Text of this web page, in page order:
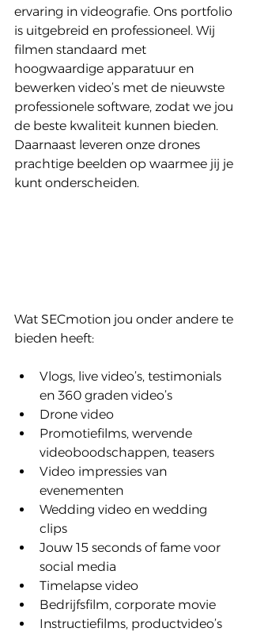
ervaring in videografie. Ons portfolio
is uitgebreid en professioneel. Wij
filmen standaard met
hoogwaardige apparatuur en
bewerken video’s met de nieuwste
professionele software, zodat we jou
de beste kwaliteit kunnen bieden.
Daarnaast leveren onze drones
prachtige beelden op waarmee jij je
kunt onderscheiden.
Wat SECmotion jou onder andere te
bieden heeft:
Vlogs, live video’s, testimonials
en 360 graden video’s
Drone video
Promotiefilms, wervende
videoboodschappen, teasers
Video impressies van
evenementen
Wedding video en wedding
clips
Jouw 15 seconds of fame voor
social media
Timelapse video
Bedrijfsfilm, corporate movie
Instructiefilms, productvideo’s